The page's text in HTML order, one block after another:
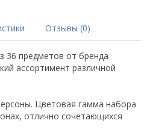
Отзывы (0)
36 предметов от бренда
ассортимент различной
Цветовая гамма набора
отлично сочетающихся